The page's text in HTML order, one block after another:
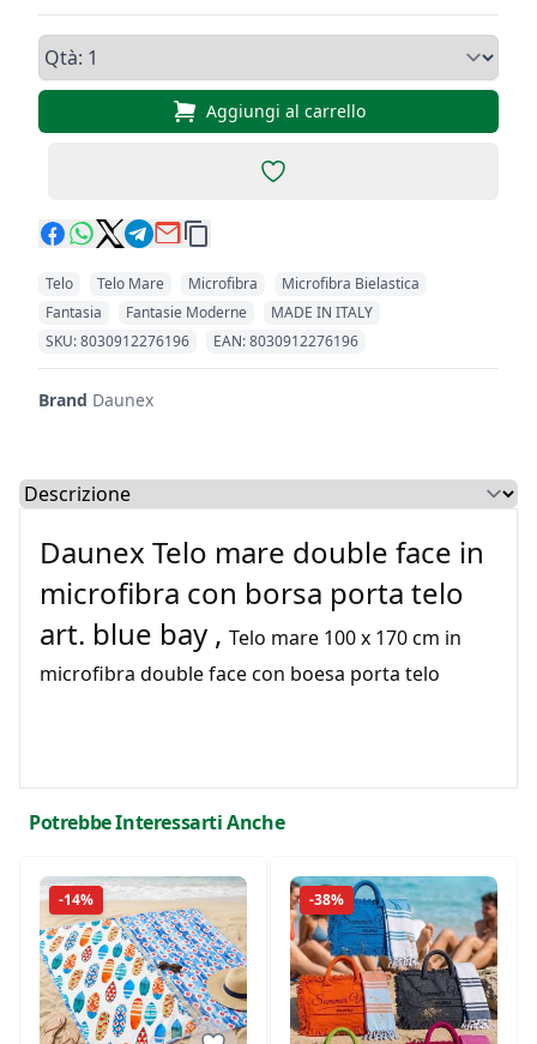
Qtà, Daunex Telo mare
Aggiungi al carrello
Add to favorites
Telo Telo Mare Microfibra
Microfibra Bielastica
Fantasia
Fantasie Moderne MADE IN ITALY
Codici Prodotto
SKU: 8030912276196 EAN: 8030912276196
Brand Daunex
Select a tab
Daunex Telo mare double face in
microfibra con borsa porta telo
art. blue bay , Telo mare 100 x 170 cm in
microfibra double face con boesa porta telo
Potrebbe Interessarti Anche
-14% -38%